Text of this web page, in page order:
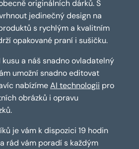
originálních dárků. S
jedinečný design na
s rychlým a kvalitním
opakované praní i sušičku.
kusu a náš snadno ovladatelný
umožní snadno editovat
nabízímeAI technologii pro
obrázků i opravu
je vám k dispozici 19 hodin
rád vám poradí s každým